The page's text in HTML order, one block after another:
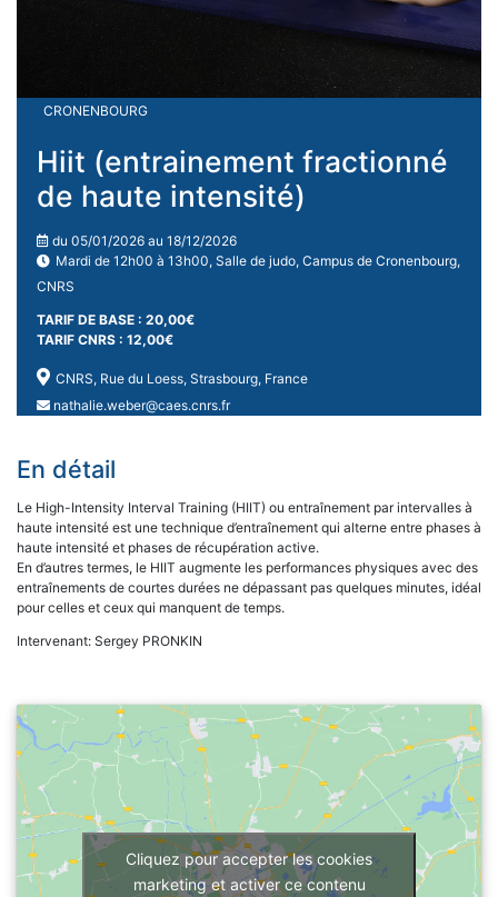
CRONENBOURG
Hiit (entrainement fractionné
de haute intensité)
du 05/01/2026 au 18/12/2026
Mardi de 12h00 à 13h00, Salle de judo, Campus de Cronenbourg,
CNRS
TARIF DE BASE : 20,00€
TARIF CNRS : 12,00€
CNRS, Rue du Loess, Strasbourg, France
nathalie.weber@caes.cnrs.fr
En détail
Le High-Intensity Interval Training (HIIT) ou entraînement par intervalles à
haute intensité est une technique d’entraînement qui alterne entre phases à
haute intensité et phases de récupération active.
En d’autres termes, le HIIT augmente les performances physiques avec des
entraînements de courtes durées ne dépassant pas quelques minutes, idéal
pour celles et ceux qui manquent de temps.
Intervenant: Sergey PRONKIN
Cliquez pour accepter les cookies
marketing et activer ce contenu